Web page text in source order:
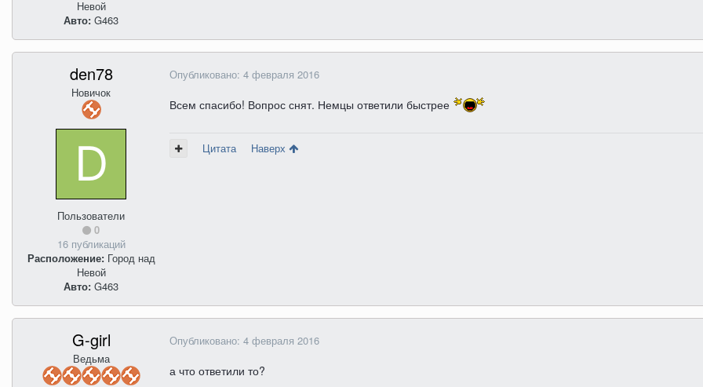
Невой
Авто: G463
den78
Новичок
Пользователи
0
16 публикаций
Расположение:Город над
Невой
Авто: G463
Опубликовано: 4 февраля 2016
Всем спасибо! Вопрос снят. Немцы ответили быстрее
Цитата Наверх
G-girl
Ведьма
Опубликовано: 4 февраля 2016
а что ответили то?